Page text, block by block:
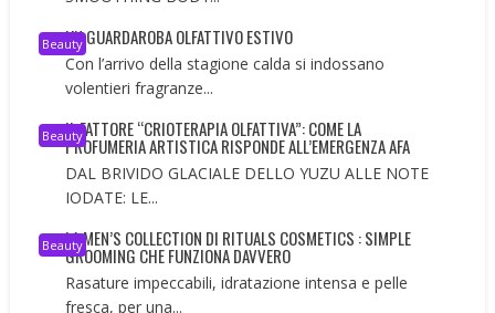
BeautyUN GUARDAROBA OLFATTIVO ESTIVO
Con l’arrivo della stagione calda si indossano
volentieri fragranze...
BeautyIL FATTORE “CRIOTERAPIA OLFATTIVA”: COME LA
PROFUMERIA ARTISTICA RISPONDE ALL’EMERGENZA AFA
DAL BRIVIDO GLACIALE DELLO YUZU ALLE NOTE
IODATE: LE...
BeautyLA MEN’S COLLECTION DI RITUALS COSMETICS : SIMPLE
GROOMING CHE FUNZIONA DAVVERO
Rasature impeccabili, idratazione intensa e pelle
fresca, per una...